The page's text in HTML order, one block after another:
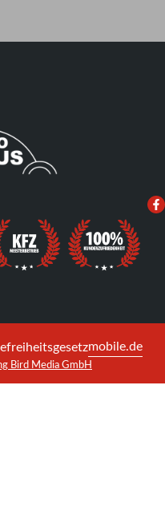
mobile.de
Bird Media GmbH